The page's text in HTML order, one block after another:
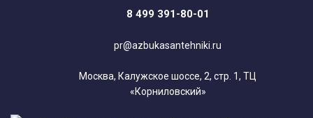
8 499 391-80-01
pr@azbukasantehniki.ru
Москва, Калужское шоссе, 2, стр. 1, ТЦ
«Корниловский»